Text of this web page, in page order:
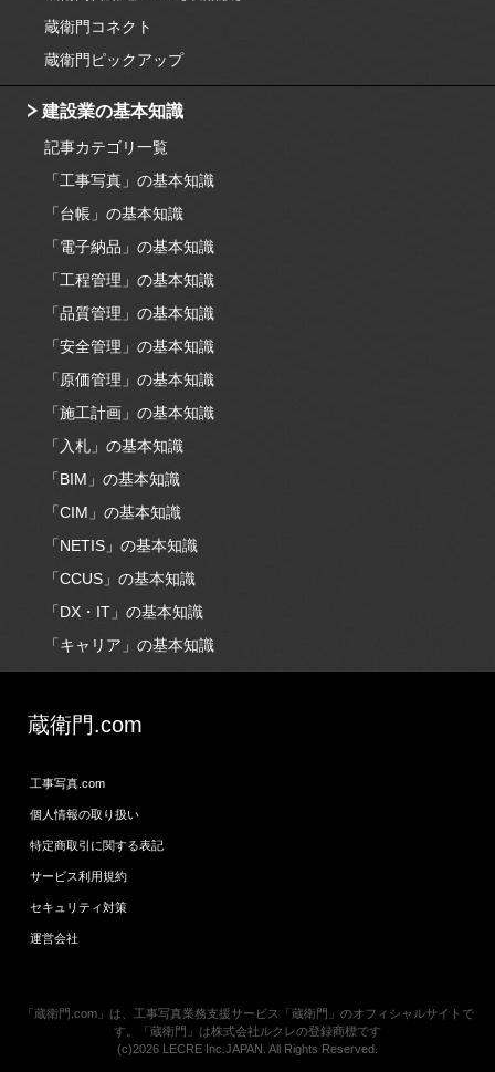
蔵衛門コネクト
蔵衛門ピックアップ
建設業の基本知識
記事カテゴリ一覧
「工事写真」の基本知識
「台帳」の基本知識
「電子納品」の基本知識
「工程管理」の基本知識
「品質管理」の基本知識
「安全管理」の基本知識
「原価管理」の基本知識
「施工計画」の基本知識
「入札」の基本知識
「BIM」の基本知識
「CIM」の基本知識
「NETIS」の基本知識
「CCUS」の基本知識
「DX・IT」の基本知識
「キャリア」の基本知識
蔵衛門.com
工事写真.com
個人情報の取り扱い
特定商取引に関する表記
サービス利用規約
セキュリティ対策
運営会社
「蔵衛門.com」は、工事写真業務支援サービス「蔵衛門」のオフィシャルサイトで
す。「蔵衛門」は株式会社ルクレの登録商標です
(c)2026 LECRE Inc.JAPAN. All Rights Reserved.